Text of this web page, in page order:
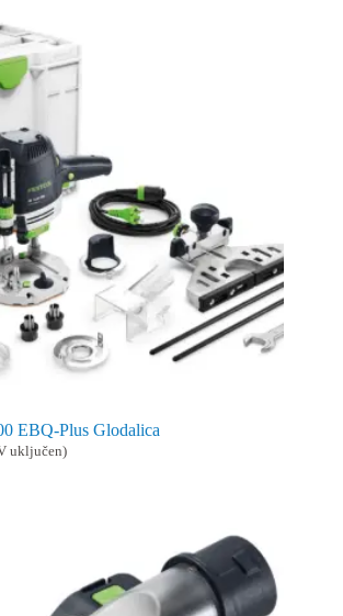
EBQ-Plus Glodalica
uključen)